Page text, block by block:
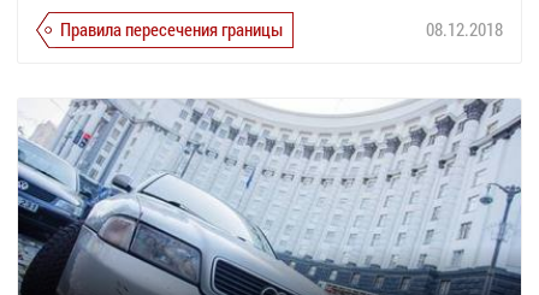
Правила пересечения границы 08.12.2018